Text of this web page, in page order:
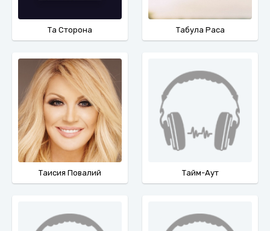
Та Сторона Табула Раса
Таисия Повалий Тайм-Аут